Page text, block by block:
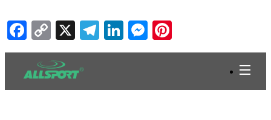
Facebook
Copy
Link
X Telegram
LinkedIn
Messenger